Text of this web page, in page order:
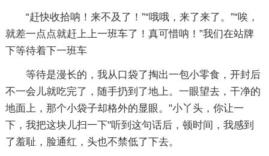
“赶快收拾呐！来不及了！”“哦哦，来了来了。”“唉，
就差一点点就赶上上一班车了！真可惜呐！”我们在站牌
下等待着下一班车
等待是漫长的，我从口袋了掏出一包小零食，开封后
不一会儿就吃完了，随手扔到了地上。一眼望去，干净的
地面上，那个小袋子却格外的显眼。"小丫头，你让一
下，我把这块儿扫一下"听到这句话后，顿时间，我感到
了羞耻，脸通红，头也不禁低了下去。